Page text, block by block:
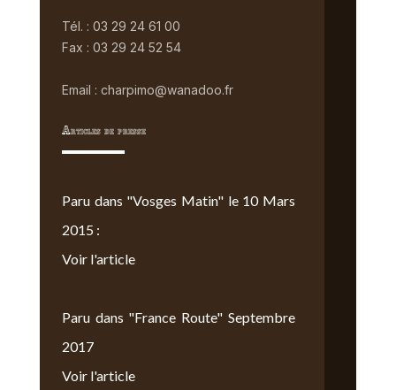
Tél. : 03 29 24 61 00
Fax : 03 29 24 52 54
Email : charpimo@wanadoo.fr
Articles de presse
Paru dans "Vosges Matin" le 10 Mars
2015 :
Voir l'article
Paru dans "France Route" Septembre
2017
Voir l'article